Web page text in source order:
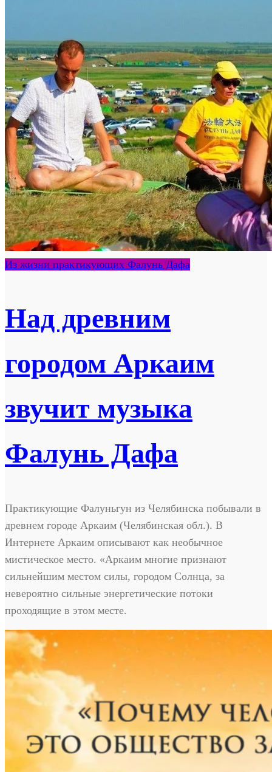
Из жизни практикующих Фалунь Дафа
Над древним
городом Аркаим
звучит музыка
Фалунь Дафа
Практикующие Фалуньгун из Челябинска побывали в
древнем городе Аркаим (Челябинская обл.). В
Интернете Аркаим описывают как необычное
мистическое место. «Аркаим многие признают
сильнейшим местом силы, городом Солнца, за
невероятно сильные энергетические потоки
проходящие в этом месте.